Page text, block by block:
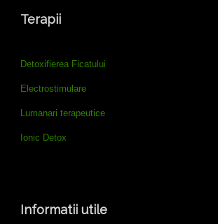
Terapii
Detoxifierea Ficatului
Electrostimulare
Lumanari terapeutice
Ionic Detox
Informatii utile